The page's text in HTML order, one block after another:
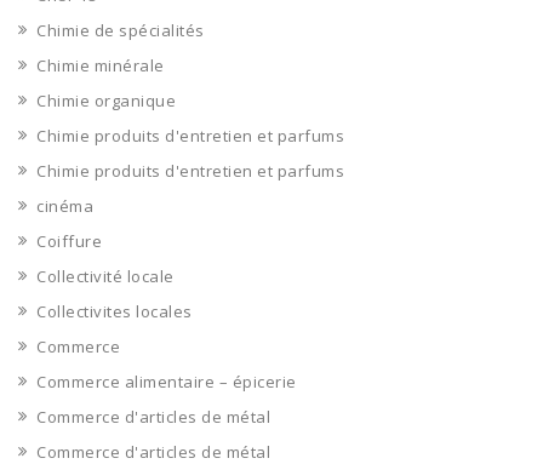
Chimie de spécialités
Chimie minérale
Chimie organique
Chimie produits d'entretien et parfums
Chimie produits d'entretien et parfums
cinéma
Coiffure
Collectivité locale
Collectivites locales
Commerce
Commerce alimentaire – épicerie
Commerce d'articles de métal
Commerce d'articles de métal